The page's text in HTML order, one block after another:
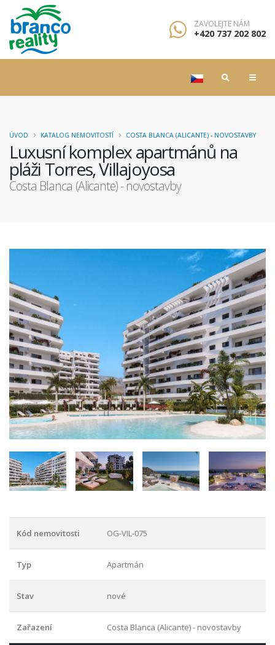
ZAVOLEJTE NÁM
+420 737 202 802
Luxusní komplex apartmánů na
pláži Torres, Villajoyosa
Costa Blanca (Alicante) - novostavby
ÚVOD KATALOG NEMOVITOSTÍ COSTA BLANCA (ALICANTE) - NOVOSTAVBY
Kód nemovitosti OG-VIL-075
Typ Apartmán
Stav nové
Zařazení Costa Blanca (Alicante) - novostavby